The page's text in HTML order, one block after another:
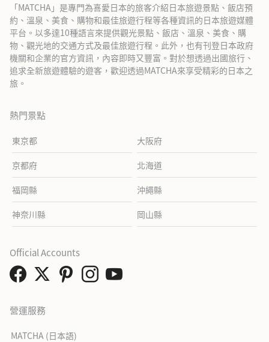
「MATCHA」是專門為喜愛日本的旅客介紹日本旅遊景點、飯店預
約、溫泉、美食、購物和最佳旅遊行程等各種資訊的日本旅遊媒體
平台。以多達10種語言來提供觀光景點、飯店、溫泉、美食、購
物、觀光地的交通方式及最佳旅遊行程。此外，也有刊登日本政府
機關和企業的官方資訊，內容即時又豐富。對於想透過出國旅行、
追求全新旅遊體驗的遊客，歡迎透過MATCHA來享受精彩的日本之
旅。
熱門景點
東京都 大阪府
京都府 北海道
福岡縣 沖繩縣
神奈川縣 岡山縣
營運服務
MATCHA (日本語)
Official Accounts